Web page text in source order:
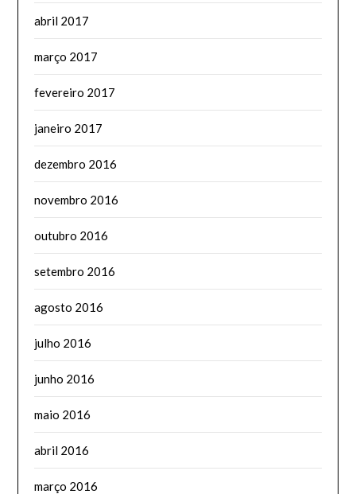
abril 2017
março 2017
fevereiro 2017
janeiro 2017
dezembro 2016
novembro 2016
outubro 2016
setembro 2016
agosto 2016
julho 2016
junho 2016
maio 2016
abril 2016
março 2016